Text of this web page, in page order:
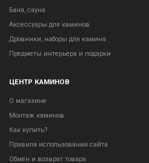
Баня, сауна
Аксессуары для каминов
Дровники, наборы для камина
Предметы интерьера и подарки
ЦЕНТР КАМИНОВ
О магазине
Монтаж каминов
Как купить?
Правила использования сайта
Обмен и возврат товара